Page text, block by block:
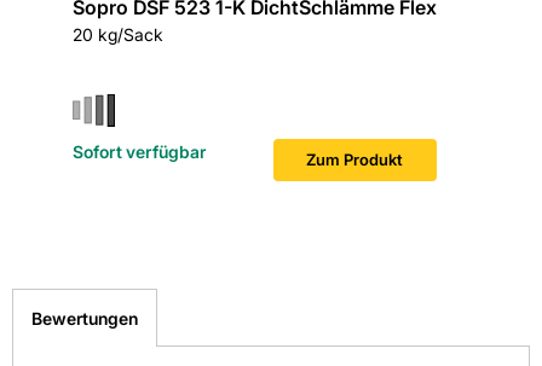
Sopro DSF 523 1-K DichtSchlämme Flex
20 kg/Sack
Zum Produkt
Sofort verfügbar
Bewertungen